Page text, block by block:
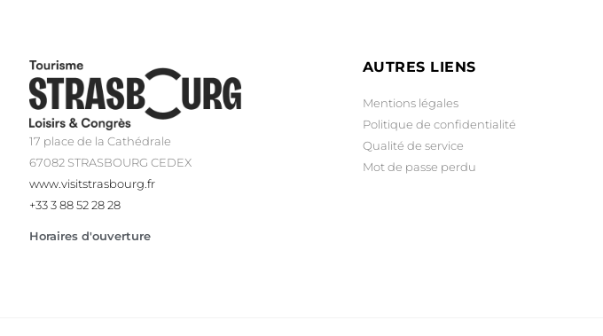
17 place de la Cathédrale
67082 STRASBOURG CEDEX
www.visitstrasbourg.fr
+33 3 88 52 28 28
Horaires d'ouverture
AUTRES LIENS
Mentions légales
Politique de confidentialité
Qualité de service
Mot de passe perdu